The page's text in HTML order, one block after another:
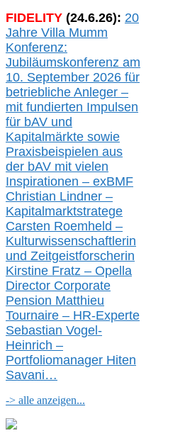
FIDELITY (24.6.26): 20
Jahre Villa Mumm
Konferenz:
Jubiläumskonferenz am
10. September 2026 für
betriebliche Anleger –
mit fundierten Impulsen
für bAV und
Kapitalmärkte sowie
Praxisbeispielen aus
der bAV mit vielen
Inspirationen – exBMF
Christian Lindner –
Kapitalmarktstratege
Carsten Roemheld –
Kulturwissenschaftlerin
und Zeitgeistforscherin
Kirstine Fratz – Opella
Director Corporate
Pension Matthieu
Tournaire – HR-Experte
Sebastian Vogel-
Heinrich –
Portfoliomanager Hiten
Savani…
-> alle anzeigen...